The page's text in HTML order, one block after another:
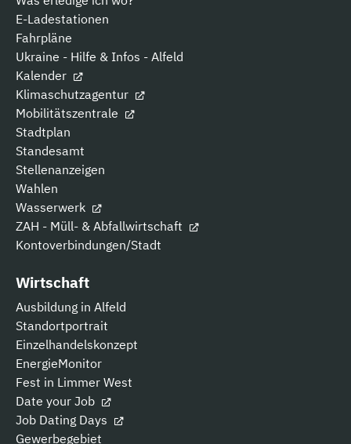
E-Ladestationen
Fahrpläne
Ukraine - Hilfe & Infos - Alfeld
Kalender
Klimaschutzagentur
Mobilitätszentrale
Stadtplan
Standesamt
Stellenanzeigen
Wahlen
Wasserwerk
ZAH - Müll- & Abfallwirtschaft
Kontoverbindungen/Stadt
Wirtschaft
Ausbildung in Alfeld
Standortportrait
Einzelhandelskonzept
EnergieMonitor
Fest in Limmer West
Date your Job
Job Dating Days
Gewerbegebiet